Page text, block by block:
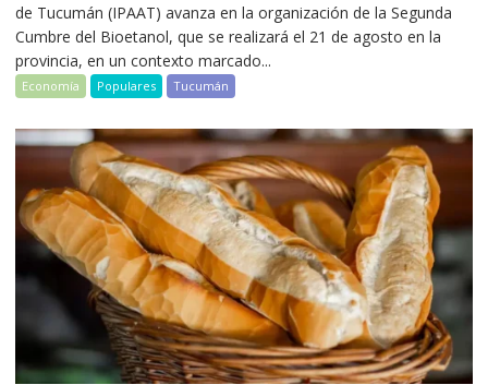
de Tucumán (IPAAT) avanza en la organización de la Segunda
Cumbre del Bioetanol, que se realizará el 21 de agosto en la
provincia, en un contexto marcado...
Economía Populares Tucumán